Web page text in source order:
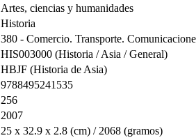
Artes, ciencias y humanidades
Historia
380 - Comercio. Transporte.
HIS003000 (Historia / Asia / General)
HBJF (Historia de Asia)
9788495241535
256
2007
25 x 32.9 x 2.8 (cm) / 2068 (gramos)